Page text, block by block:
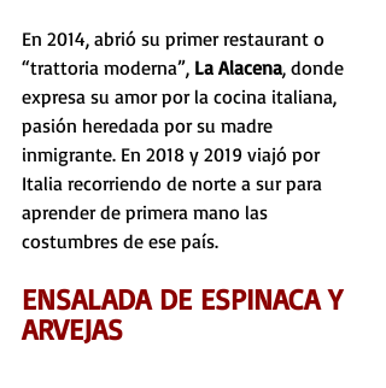
En 2014, abrió su primer restaurant o
“trattoria moderna”, La Alacena, donde
expresa su amor por la cocina italiana,
pasión heredada por su madre
inmigrante. En 2018 y 2019 viajó por
Italia recorriendo de norte a sur para
aprender de primera mano las
costumbres de ese país.
ENSALADA DE ESPINACA Y
ARVEJAS